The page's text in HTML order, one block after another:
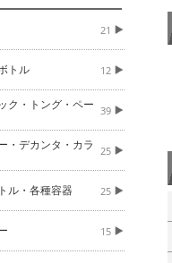
21
トル 12
ク・トング・ペー 39
・デカンタ・カラ 25
ル・各種容器 25
15